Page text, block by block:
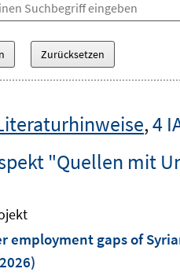
,4
"Quellen mit
employment gaps of